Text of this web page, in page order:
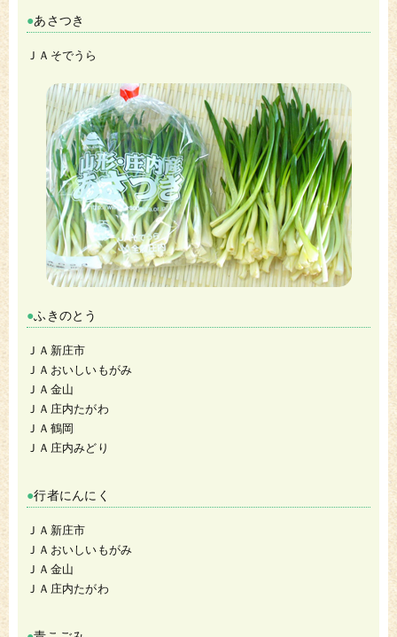
あさつき
ＪＡそでうら
ふきのとう
ＪＡ新庄市
ＪＡおいしいもがみ
ＪＡ金山
ＪＡ庄内たがわ
ＪＡ鶴岡
ＪＡ庄内みどり
行者にんにく
ＪＡ新庄市
ＪＡおいしいもがみ
ＪＡ金山
ＪＡ庄内たがわ